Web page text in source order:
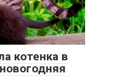
2
котенка в